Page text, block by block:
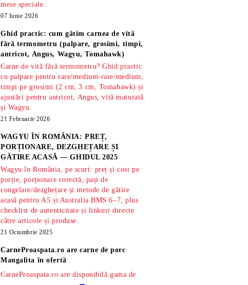
mese speciale.
07 Iunie 2026
Ghid practic: cum gătim carnea de vită
fără termometru (palpare, grosimi, timpi,
antricot, Angus, Wagyu, Tomahawk)
Carne de vită fără termometru? Ghid practic
cu palpare pentru rare/medium-rare/medium,
timpi pe grosimi (2 cm, 3 cm, Tomahawk) și
ajustări pentru antricot, Angus, vită maturată
și Wagyu.
21 Februarie 2026
WAGYU ÎN ROMÂNIA: PREȚ,
PORȚIONARE, DEZGHEȚARE ȘI
GĂTIRE ACASĂ — GHIDUL 2025
Wagyu în România, pe scurt: preț și cost pe
porție, porționare corectă, pași de
congelare/dezghețare și metode de gătire
acasă pentru A5 și Australia BMS 6–7, plus
checklist de autenticitate și linkuri directe
către articole și produse.
21 Octombrie 2025
CarneProaspata.ro arecarne de porc
Mangalita în ofertă
CarneProaspata.ro are disponibilă gama de